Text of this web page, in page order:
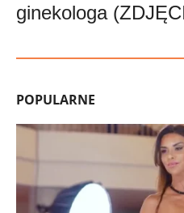
ginekologa
POPULARNE